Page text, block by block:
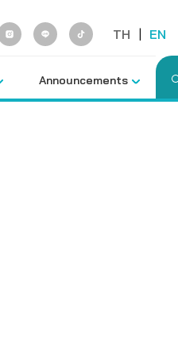
TH | EN
Announcements